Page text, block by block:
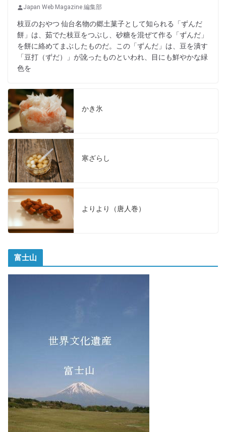
Japan Web Magazine 編集部
枝豆のおやつ 仙台名物の郷土菓子として知られる「ずんだ
餅」は、茹でた枝豆をつぶし、砂糖を混ぜて作る「ずんだ」
を餅に絡めてまぶしたものだ。この「ずんだ」は、豆を潰す
「豆打（ずだ）」が訛ったものといわれ、目にも鮮やかな緑
色を
かき氷
寒ざらし
よりより（唐人巻）
富士山